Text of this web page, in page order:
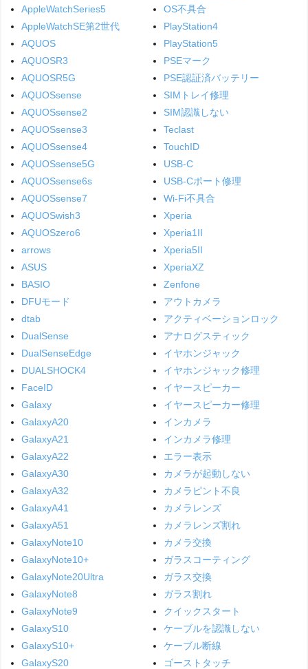
AppleWatchSeries5
AppleWatchSE第2世代
AQUOS
AQUOSR3
AQUOSR5G
AQUOSsense
AQUOSsense2
AQUOSsense3
AQUOSsense4
AQUOSsense5G
AQUOSsense6s
AQUOSsense7
AQUOSwish3
AQUOSzero6
arrows
ASUS
BASIO
DFUモード
dtab
DualSense
DualSenseEdge
DUALSHOCK4
FaceID
Galaxy
GalaxyA20
GalaxyA21
GalaxyA22
GalaxyA30
GalaxyA32
GalaxyA41
GalaxyA51
GalaxyNote10
GalaxyNote10+
GalaxyNote20Ultra
GalaxyNote8
GalaxyNote9
GalaxyS10
GalaxyS10+
GalaxyS20
OS不具合
PlayStation4
PlayStation5
PSEマーク
PSE認証済バッテリー
SIMトレイ修理
SIM認識しない
Teclast
TouchID
USB-C
USB-Cポート修理
Wi-Fi不具合
Xperia
Xperia1II
Xperia5II
XperiaXZ
Zenfone
アウトカメラ
アクティベーションロック
アナログスティック
イヤホンジャック
イヤホンジャック修理
イヤースピーカー
イヤースピーカー修理
インカメラ
インカメラ修理
エラー表示
カメラが起動しない
カメラピント不良
カメラレンズ
カメラレンズ割れ
カメラ交換
ガラスコーティング
ガラス交換
ガラス割れ
クイックスタート
ケーブルを認識しない
ケーブル断線
ゴーストタッチ